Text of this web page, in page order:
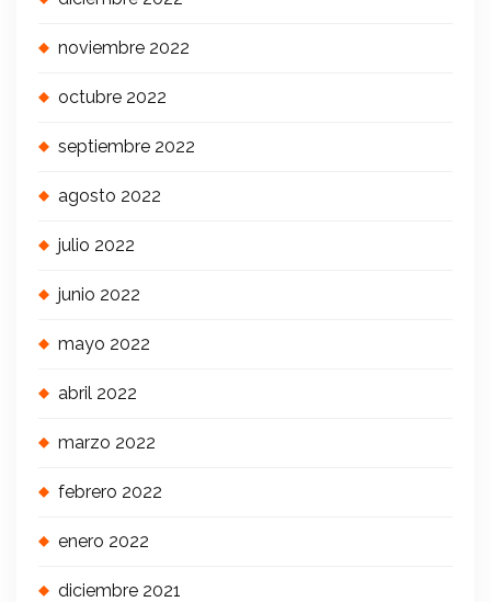
noviembre 2022
octubre 2022
septiembre 2022
agosto 2022
julio 2022
junio 2022
mayo 2022
abril 2022
marzo 2022
febrero 2022
enero 2022
diciembre 2021